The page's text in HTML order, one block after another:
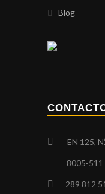
Blog
EN 125,
8005-511
289 812